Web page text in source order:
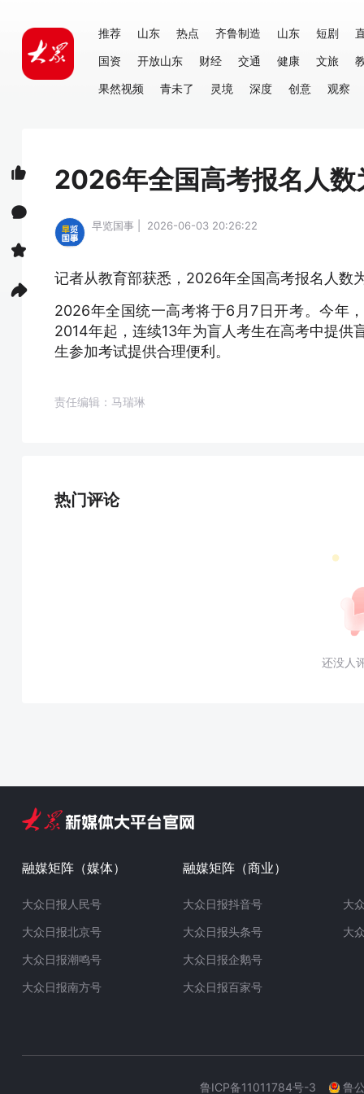
推荐 山东 热点 齐鲁制造 山东 短剧
国资
开放山东 财经 交通 健康 文旅
果然视频
青未了 灵境 深度 创意 观察
2026年全国高考报名人
早览国事 | 2026-06-03 20:26:22
记者从教育部获悉， 2026年全国高考报名人数
2026年全国统一高考将于6月7日开考。今年
2014年起，连续13年为盲人考生在高考中提供
生参加考试提供合理便利。
责任编辑：马瑞琳
热门评论
还没人
融媒矩阵（媒体）
大众日报人民号
大众日报北京号
大众日报潮鸣号
大众日报南方号
融媒矩阵（商业）
大众日报抖音号
大众日报头条号
大众日报企鹅号
大众日报百家号
大
大
鲁ICP备11011784号-3 鲁